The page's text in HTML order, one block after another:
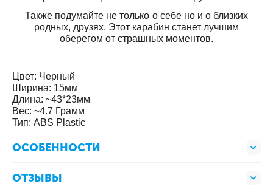
Также подумайте не только о себе но и о близких
родных, друзях. Этот карабин станет лучшим
оберегом от страшных моментов.
Цвет: Черный
Ширина: 15мм
Длина: ~43*23мм
Вес: ~4.7 Грамм
Тип: ABS Plastic
ОСОБЕННОСТИ
ОТЗЫВЫ